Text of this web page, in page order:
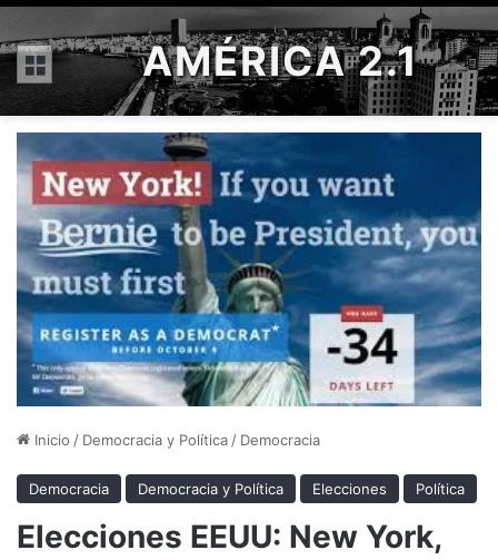
Menú AMÉRICA 2.1
Inicio / Democracia y Política/ Democracia
Democracia Democracia y Política Elecciones Política
Elecciones EEUU: New York,